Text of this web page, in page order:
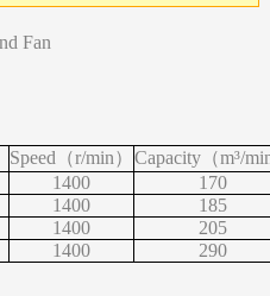
Speed（r/min） Capacity（m³/
1400
170
1400
185
1400
205
1400 290